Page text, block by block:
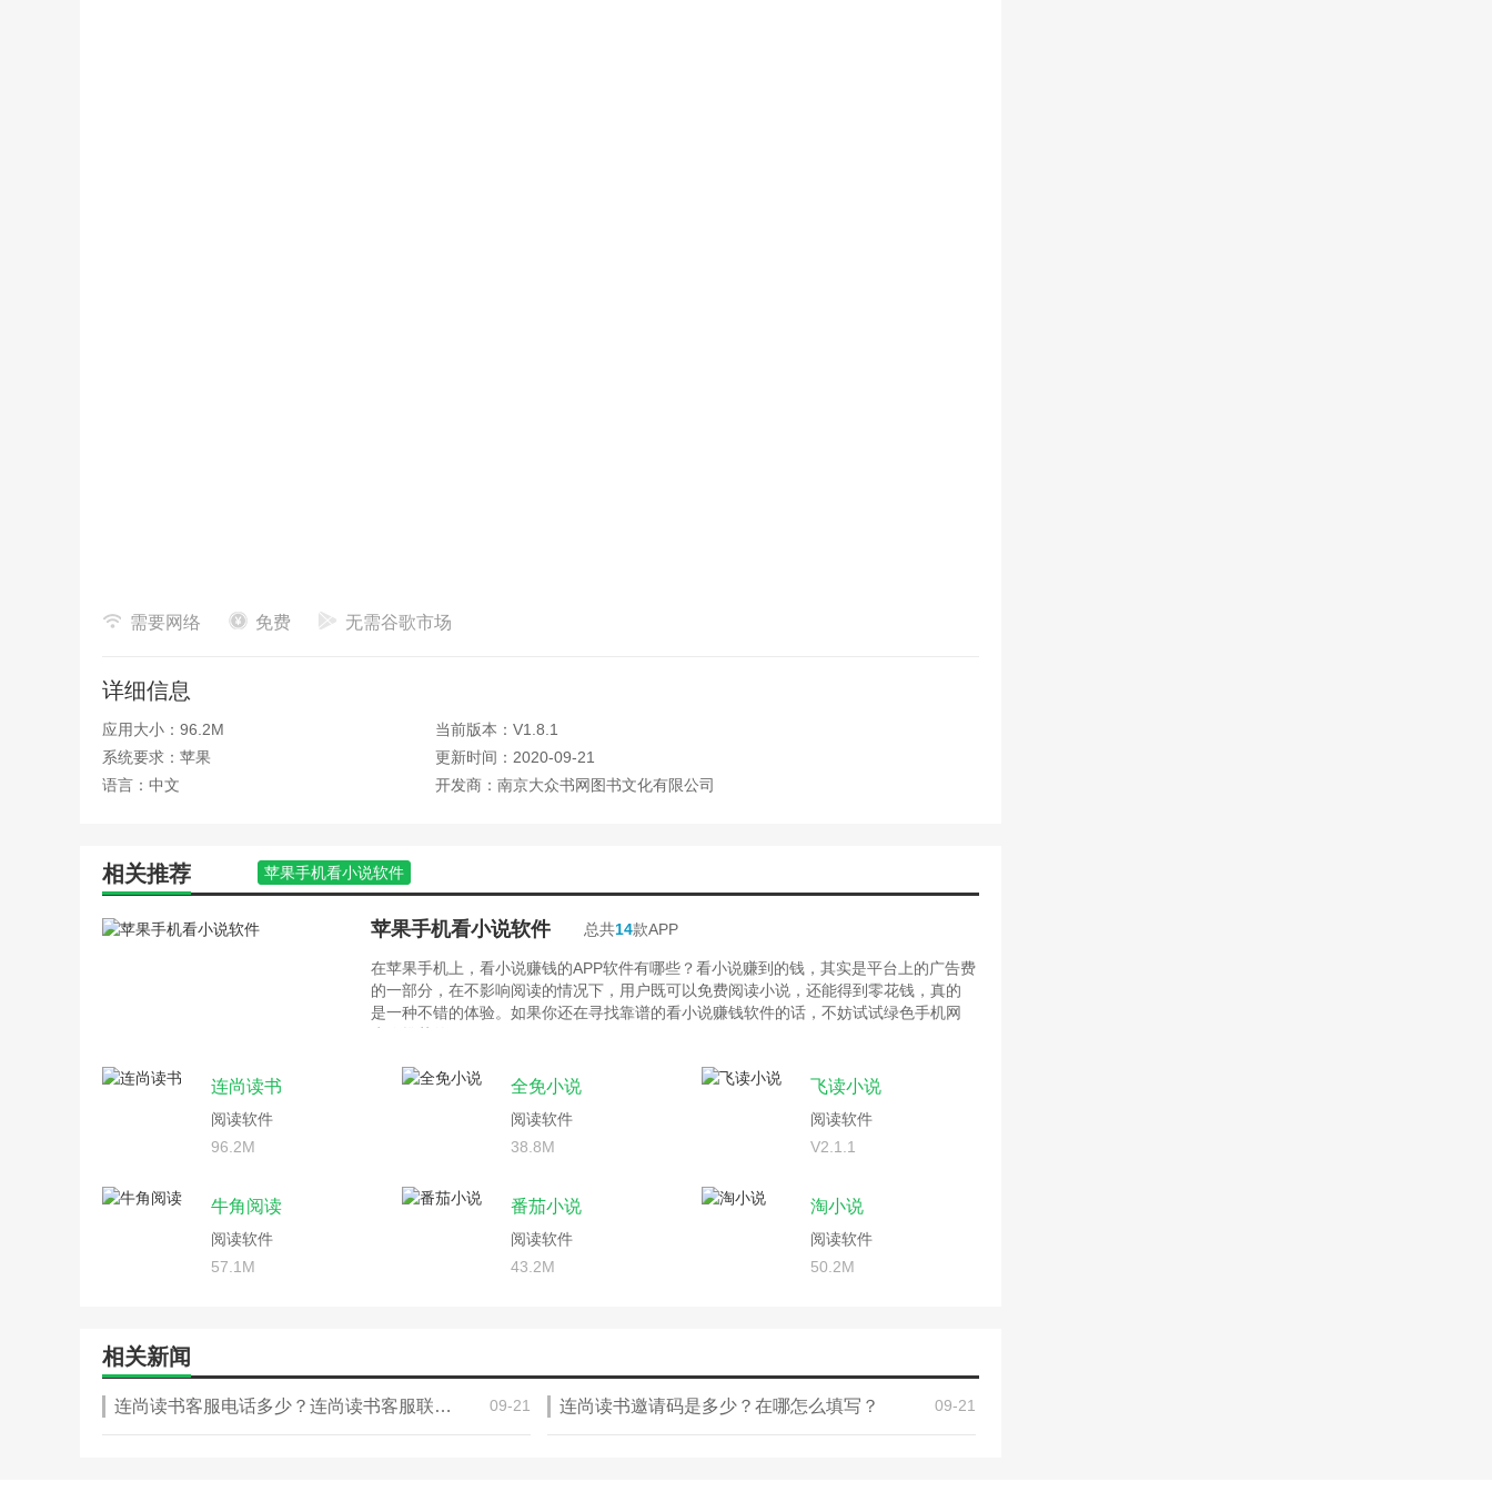
需要网络 免费 无需谷歌市场
详细信息
应用大小：96.2M
当前版本：V1.8.1
系统要求：苹果
更新时间：2020-09-21
语言：中文
开发商：南京大众书网图书文化有限公司
相关推荐 苹果手机看小说软件
苹果手机看小说软件 总共14款APP
在苹果手机上，看小说赚钱的APP软件有哪些？看小说赚到的钱，其实是平台上的广告费
的一部分，在不影响阅读的情况下，用户既可以免费阅读小说，还能得到零花钱，真的
是一种不错的体验。如果你还在寻找靠谱的看小说赚钱软件的话，不妨试试绿色手机网
连尚读书
阅读软件
96.2M
全免小说
阅读软件
38.8M
飞读小说
阅读软件
V2.1.1
牛角阅读
阅读软件
57.1M
番茄小说
阅读软件
43.2M
淘小说
阅读软件
50.2M
相关新闻
连尚读书客服电话多少？连尚读书客服联系方式 09-21 连尚读书邀请码是多少？在哪怎么填写？ 09-21